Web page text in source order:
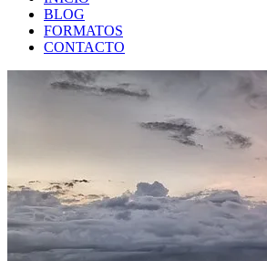
BLOG
FORMATOS
CONTACTO